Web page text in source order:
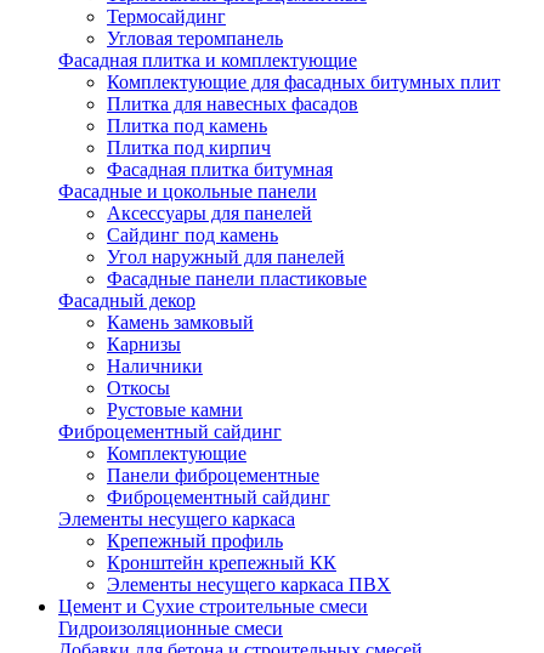
Термосайдинг
Угловая теромпанель
Фасадная плитка и комплектующие
Комплектующие для фасадных битумных плит
Плитка для навесных фасадов
Плитка под камень
Плитка под кирпич
Фасадная плитка битумная
Фасадные и цокольные панели
Аксессуары для панелей
Сайдинг под камень
Угол наружный для панелей
Фасадные панели пластиковые
Фасадный декор
Камень замковый
Карнизы
Наличники
Откосы
Рустовые камни
Фиброцементный сайдинг
Комплектующие
Панели фиброцементные
Фиброцементный сайдинг
Элементы несущего каркаса
Крепежный профиль
Кронштейн крепежный КК
Элементы несущего каркаса ПВХ
Цемент и Сухие строительные смеси
Гидроизоляционные смеси